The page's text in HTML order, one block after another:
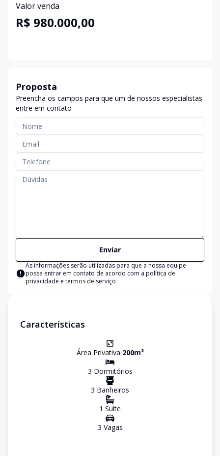
Valor venda
R$ 980.000,00
Proposta
Preencha os campos para que um de nossos especialistas
entre em contato
Enviar
As informações serão utilizadas para que a nossa equipe
possa entrar em contato de acordo com a política de
privacidade e termos de serviço
Características
Área Privativa 200m²
3 Dormitórios
3 Banheiros
1 Suíte
3 Vagas